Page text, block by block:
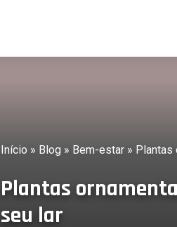
Início » Blog » Bem-estar » Plantas
Plantas
seu lar